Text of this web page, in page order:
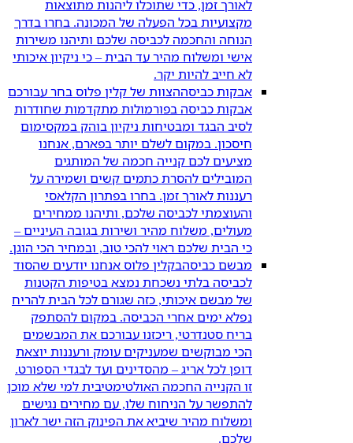
לאורך זמן, כדי שתוכלו ליהנות מתוצאות
מקצועיות בכל הפעלה של המכונה. בחרו בדרך
הנוחה והחכמה לכביסה שלכם ותיהנו משירות
אישי ומשלוח מהיר עד הבית – כי ניקיון איכותי
לא חייב להיות יקר.
אבקות כביסההצוות של קלין פלוס בחר עבורכם
אבקות כביסה בפורמולות מתקדמות שחודרות
לסיב הבגד ומבטיחות ניקיון בוהק במקסימום
חיסכון. במקום לשלם יותר בפארם, אנחנו
מציעים לכם קנייה חכמה של המותגים
המובילים להסרת כתמים קשים ושמירה על
רעננות לאורך זמן. בחרו בפתרון הקלאסי
והעוצמתי לכביסה שלכם, ותיהנו ממחירים
מעולים, משלוח מהיר ושירות בגובה העיניים –
כי הבית שלכם ראוי להכי טוב, ובמחיר הכי הוגן.
מבשם כביסהבקלין פלוס אנחנו יודעים שהסוד
לכביסה בלתי נשכחת נמצא בטיפות הקטנות
של מבשם איכותי, כזה שגורם לכל הבית להריח
נפלא ימים אחרי הכביסה. במקום להסתפק
בריח סטנדרטי, ריכזנו עבורכם את המבשמים
הכי מבוקשים שמעניקים עומק ורעננות יוצאת
דופן לכל אריג – מהסדינים ועד לבגדי הספורט.
זו הקנייה החכמה האולטימטיבית למי שלא מוכן
להתפשר על הניחוח שלו, עם מחירים נגישים
ומשלוח מהיר שיביא את הפינוק הזה ישר לארון
שלכם.